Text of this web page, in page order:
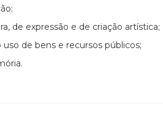
de expressão e de criação artística;
uso de bens e recursos públicos;